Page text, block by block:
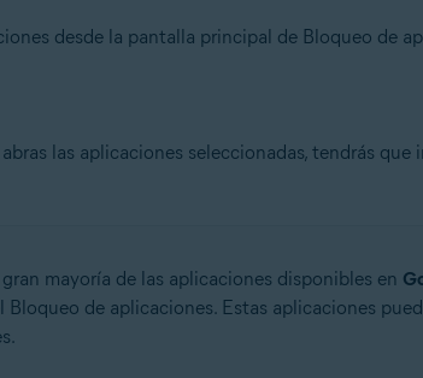
desde la pantalla principal de Bloqueo de
las aplicaciones seleccionadas, tendrás
mayoría de las aplicaciones disponibles en
de aplicaciones. Estas aplicaciones